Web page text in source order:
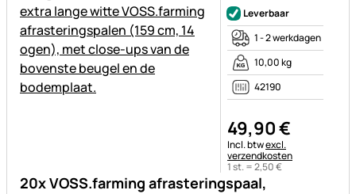
20x VOSS.farming afrasteringspaal,
Leverbaar
1 - 2 werkdagen
10,00 kg
42190
49,90€
Belastinginformatie:
Incl. btwexcl.
verzendkosten
1 st. =2,50€